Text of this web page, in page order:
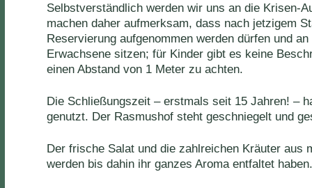
Selbstverständlich werden wir uns an die Krisen-
machen daher aufmerksam, dass nach jetzigem
Reservierung aufgenommen werden dürfen und
Erwachsene sitzen; für Kinder gibt es keine
einen Abstand von 1 Meter zu achten.
Die Schließungszeit – erstmals seit 15 Jahren! –
genutzt. Der Rasmushof steht geschniegelt und
Der frische Salat und die zahlreichen Kräuter aus
werden bis dahin ihr ganzes Aroma entfaltet haben.